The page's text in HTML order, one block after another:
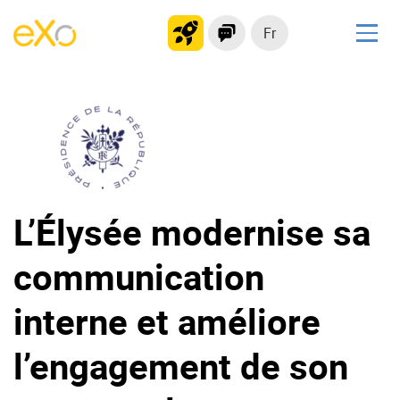
Fr
Plateforme collaborative
Réseau social
Hub de connaissances
Pourquoi eXo ?
Mobile
No code
Intégrations
IA maitrisée
L’Élysée modernise sa
communication
interne et améliore
l’engagement de son